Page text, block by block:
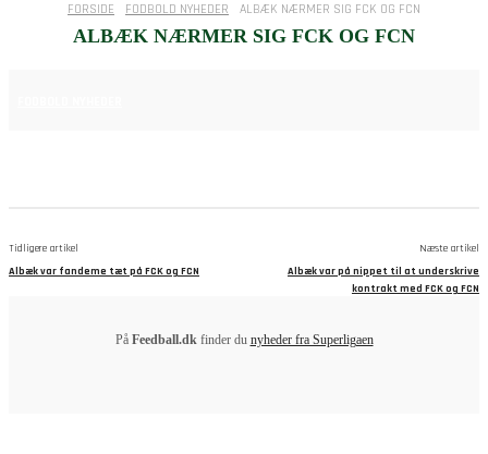
FORSIDE FODBOLD NYHEDER ALBÆK NÆRMER SIG FCK OG FCN
ALBÆK NÆRMER SIG FCK OG FCN
Tidligere artikel
Albæk var fandeme tæt på FCK og FCN
Næste artikel
Albæk var på nippet til at underskrive
kontrakt med FCK og FCN
På Feedball.dkfinder du nyheder fra Superligaen